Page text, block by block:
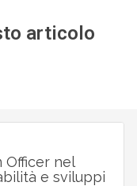
articolo
Officer nel
e sviluppi